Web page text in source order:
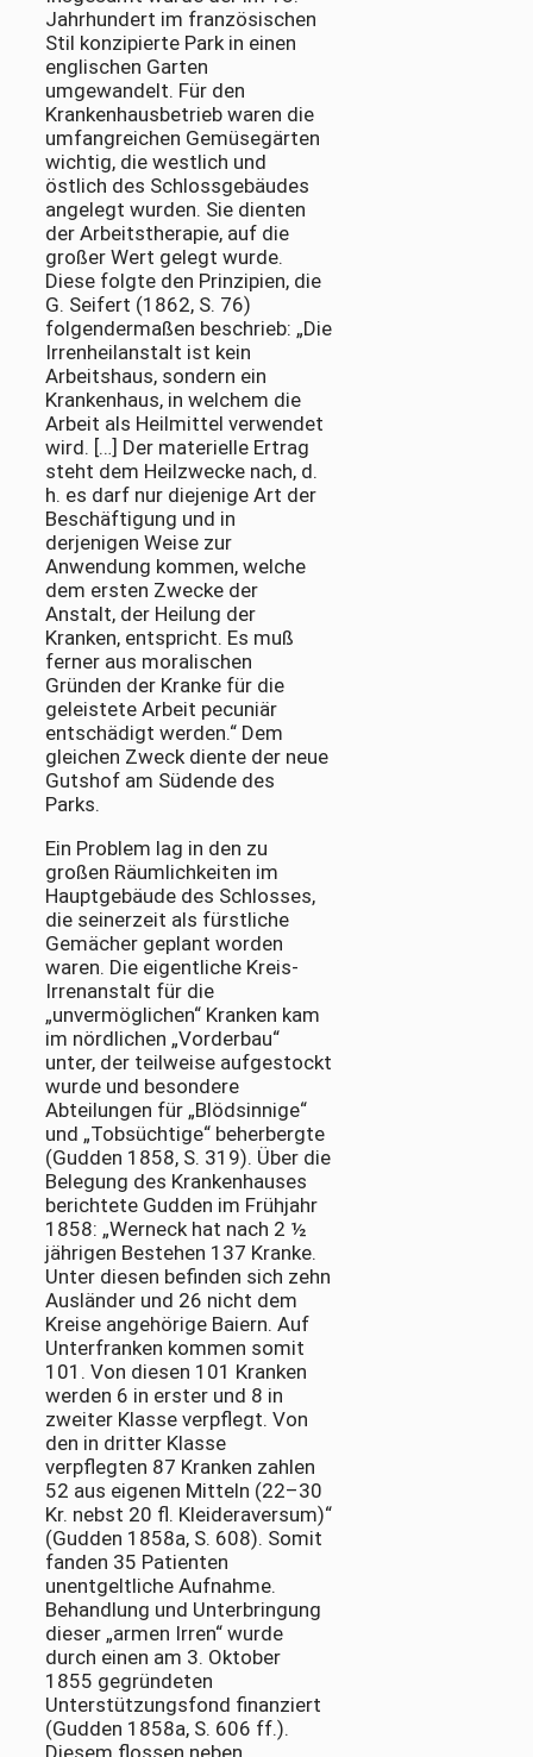
Jahrhundert im französischen
Stil konzipierte Park in einen
englischen Garten
umgewandelt. Für den
Krankenhausbetrieb waren die
umfangreichen Gemüsegärten
wichtig, die westlich und
östlich des Schlossgebäudes
angelegt wurden. Sie dienten
der Arbeitstherapie, auf die
großer Wert gelegt wurde.
Diese folgte den Prinzipien, die
G. Seifert (1862, S. 76)
folgendermaßen beschrieb: „Die
Irrenheilanstalt ist kein
Arbeitshaus, sondern ein
Krankenhaus, in welchem die
Arbeit als Heilmittel verwendet
wird. […] Der materielle Ertrag
steht dem Heilzwecke nach, d.
h. es darf nur diejenige Art der
Beschäftigung und in
derjenigen Weise zur
Anwendung kommen, welche
dem ersten Zwecke der
Anstalt, der Heilung der
Kranken, entspricht. Es muß
ferner aus moralischen
Gründen der Kranke für die
geleistete Arbeit pecuniär
entschädigt werden.“ Dem
gleichen Zweck diente der neue
Gutshof am Südende des
Parks.
Ein Problem lag in den zu
großen Räumlichkeiten im
Hauptgebäude des Schlosses,
die seinerzeit als fürstliche
Gemächer geplant worden
waren. Die eigentliche Kreis-
Irrenanstalt für die
„unvermöglichen“ Kranken kam
im nördlichen „Vorderbau“
unter, der teilweise aufgestockt
wurde und besondere
Abteilungen für „Blödsinnige“
und „Tobsüchtige“ beherbergte
(Gudden 1858, S. 319). Über die
Belegung des Krankenhauses
berichtete Gudden im Frühjahr
1858: „Werneck hat nach 2 ½
jährigen Bestehen 137 Kranke.
Unter diesen befinden sich zehn
Ausländer und 26 nicht dem
Kreise angehörige Baiern. Auf
Unterfranken kommen somit
101. Von diesen 101 Kranken
werden 6 in erster und 8 in
zweiter Klasse verpflegt. Von
den in dritter Klasse
verpflegten 87 Kranken zahlen
52 aus eigenen Mitteln (22–30
Kr. nebst 20 fl. Kleideraversum)“
(Gudden 1858a, S. 608). Somit
fanden 35 Patienten
unentgeltliche Aufnahme.
Behandlung und Unterbringung
dieser „armen Irren“ wurde
durch einen am 3. Oktober
1855 gegründeten
Unterstützungsfond finanziert
(Gudden 1858a, S. 606 ff.).